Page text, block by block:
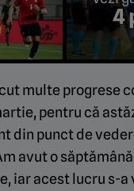
4
multe progrese
pentru că
din punct de
avut o
iar acest lucru s-a